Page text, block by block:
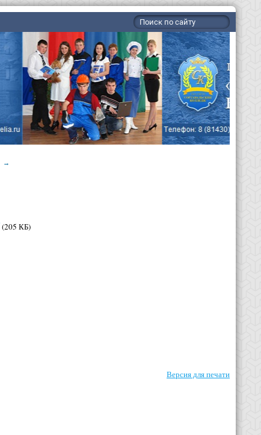
→
(205 КБ)
Версия для печати